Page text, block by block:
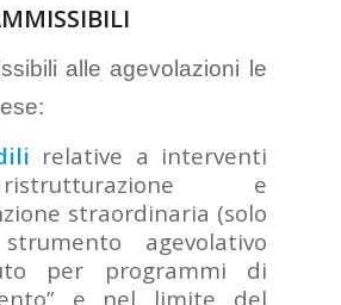
alle agevolazioni le
relative a interventi
e
straordinaria (solo
agevolativo
per programmi di
e nel limite del